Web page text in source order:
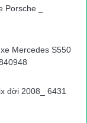
tức 24h
_
Mercedes S550
đời 2008_ 6431